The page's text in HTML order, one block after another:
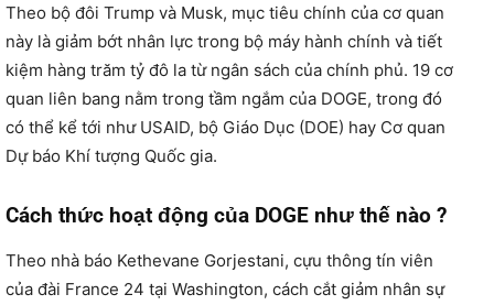
Theo bộ đôi Trump và Musk, mục tiêu chính của cơ quan
này là giảm bớt nhân lực trong bộ máy hành chính và tiết
kiệm hàng trăm tỷ đô la từ ngân sách của chính phủ. 19 cơ
quan liên bang nằm trong tầm ngắm của DOGE, trong đó
có thể kể tới như USAID, bộ Giáo Dục (DOE) hay Cơ quan
Dự báo Khí tượng Quốc gia.
Cách thức hoạt động của DOGE như thế nào ?
Theo nhà báo Kethevane Gorjestani, cựu thông tín viên
của đài France 24 tại Washington, cách cắt giảm nhân sự